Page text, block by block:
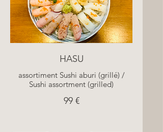
HASU
assortiment Sushi aburi (grillé) /
Sushi assortment (grilled)
99 €